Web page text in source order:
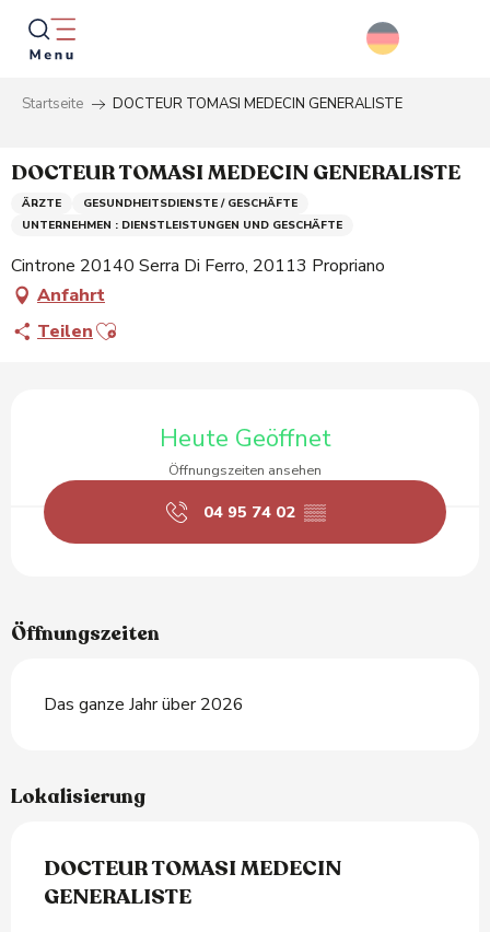
Aller
contenu
principal
Startseite DOCTEUR TOMASI MEDECIN GENERALISTE
DOCTEUR TOMASI MEDECIN GENERALISTE
ÄRZTE
GESUNDHEITSDIENSTE / GESCHÄFTE
UNTERNEHMEN : DIENSTLEISTUNGEN UND GESCHÄFTE
Cintrone 20140 Serra Di Ferro, 20113 Propriano
Anfahrt
TeilenAjouter aux favoris
Heute Geöffnet
Öffnungszeiten ansehen
04 95 74 02 ▒▒
Öffnungszeiten
Das ganze Jahr über 2026
Lokalisierung
DOCTEUR TOMASI MEDECIN
GENERALISTE